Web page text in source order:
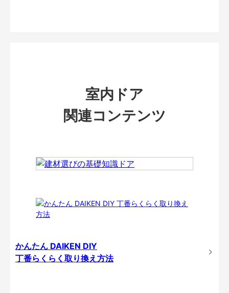
室内ドア
関連コンテンツ
かんたん DAIKEN DIY
丁番らくらく取り換え方法